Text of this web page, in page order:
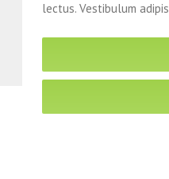
lectus. Vestibulum